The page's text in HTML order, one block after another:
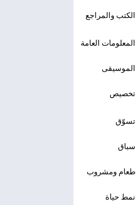
الكتب والمراجع
المعلومات العامة
الموسيقى
تخصيص
تسوّق
سباق
طعام ومشروب
نمط حياة